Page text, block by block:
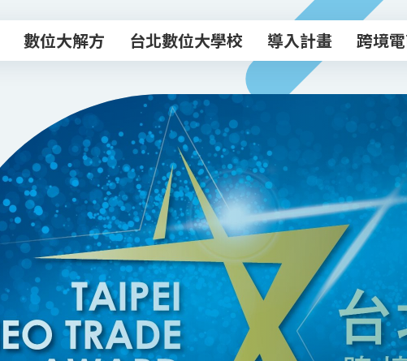
數位大解方
數位轉型諮商室
專業顧問團
數位補給站
台北數位大學校
主題課程
數位創新工作坊
導入計畫
導入計畫
中小企業導入計畫
實體店家導入計畫
跨境驗證輔導計畫
跨境
跨境驗證輔
跨境電商
台北新